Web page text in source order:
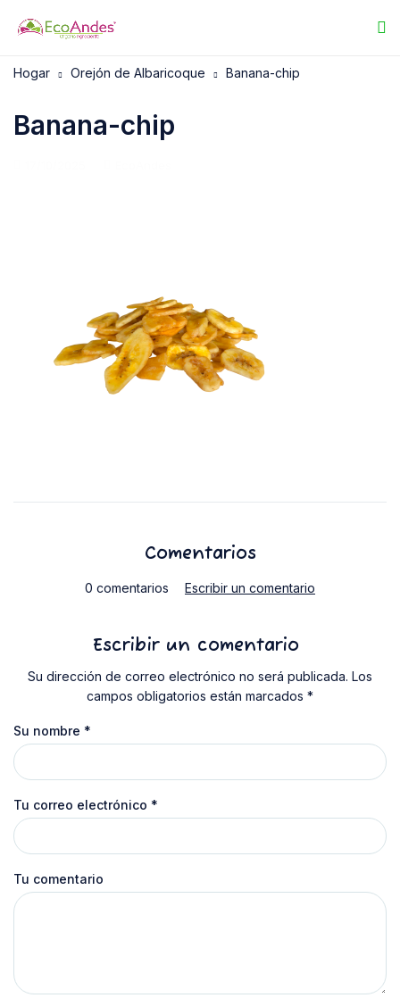
Hogar Orejón de Albaricoque Banana-chip
Banana-chip
Comentarios
0 comentarios Escribir un comentario
Escribir un comentario
Su dirección de correo electrónico no será publicada. Los
campos obligatorios están marcados *
Su nombre *
Tu correo electrónico *
Tu comentario